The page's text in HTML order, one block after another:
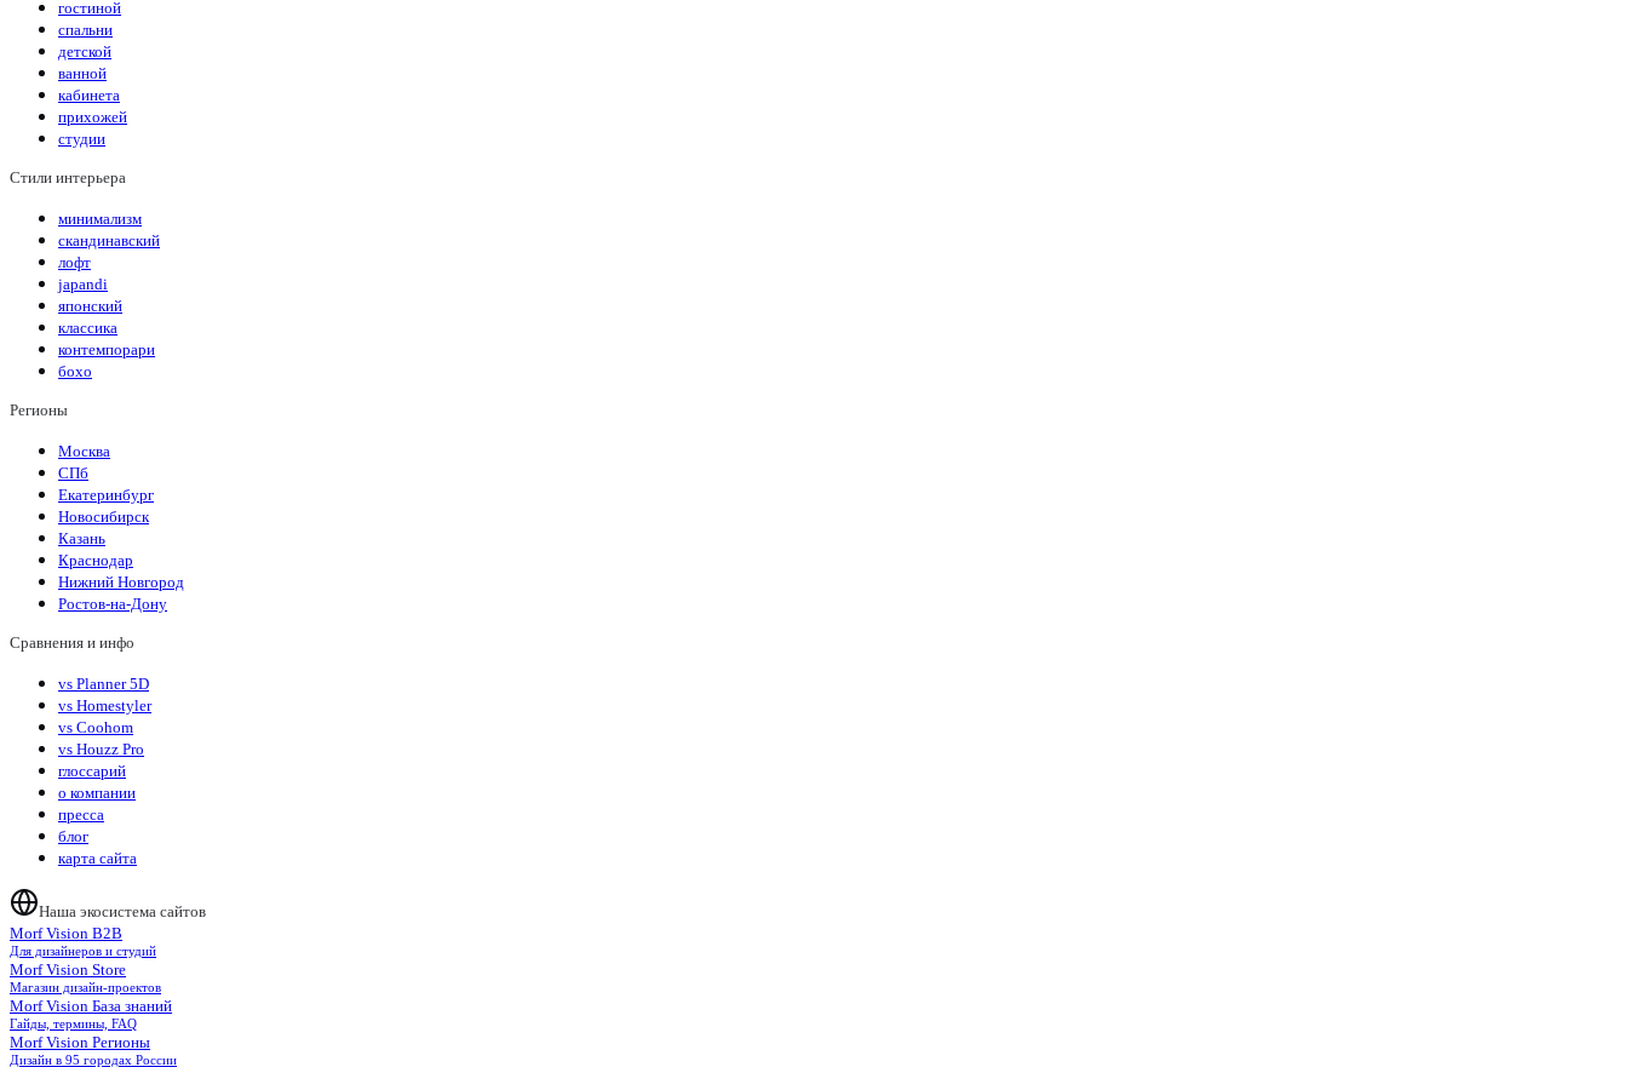
гостиной
спальни
детской
ванной
кабинета
прихожей
студии
Стили интерьера
минимализм
скандинавский
лофт
japandi
японский
классика
контемпорари
бохо
Регионы
Москва
СПб
Екатеринбург
Новосибирск
Казань
Краснодар
Нижний Новгород
Ростов-на-Дону
Сравнения и инфо
vs Planner 5D
vs Homestyler
vs Coohom
vs Houzz Pro
глоссарий
о компании
пресса
блог
карта сайта
Наша экосистема сайтов
Morf Vision B2B
Для дизайнеров и студий
Morf Vision Store
Магазин дизайн-проектов
Morf Vision База знаний
Гайды, термины, FAQ
Morf Vision Регионы
Дизайн в 95 городах России